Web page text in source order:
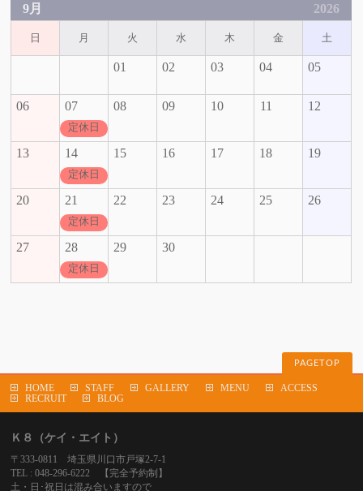
9月 2026
日 月 火 水 木 金 土
01 02 03 04 05
06 07
定休日
08 09 10 11 12
13 14
定休日
15 16 17 18 19
20 21
定休日
22 23 24 25 26
27 28
定休日
29 30
PAGETOP
HOME STAFF GALLERY MENU
ACCESS
RECRUIT
BLOG
Ｋ８（ケイ・エイト）
〒333-0811 埼玉県川口市戸塚2-7-1
TEL : 048-296-6222 【完全予約制】
土・日･祝日は混み合いますので